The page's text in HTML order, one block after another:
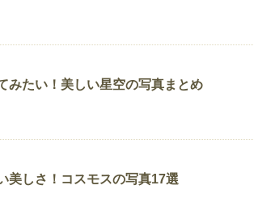
みたい！美しい星空の写真まとめ
美しさ！コスモスの写真17選